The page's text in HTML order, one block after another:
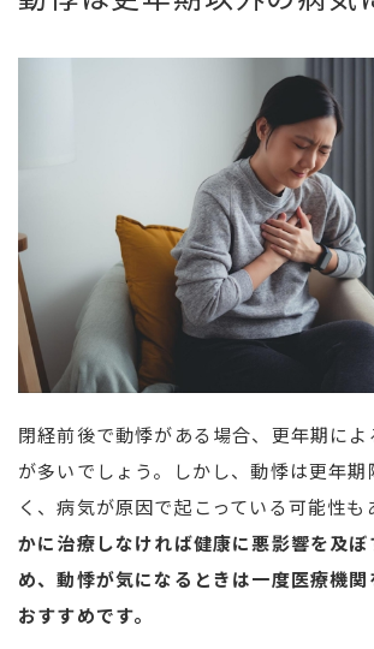
閉経前後で動悸がある場合、更年期に
が多いでしょう。しかし、動悸は更年
く、病気が原因で起こっている可能性も
かに治療しなければ健康に悪影響を及
め、動悸が気になるときは一度医療機
おすすめです。